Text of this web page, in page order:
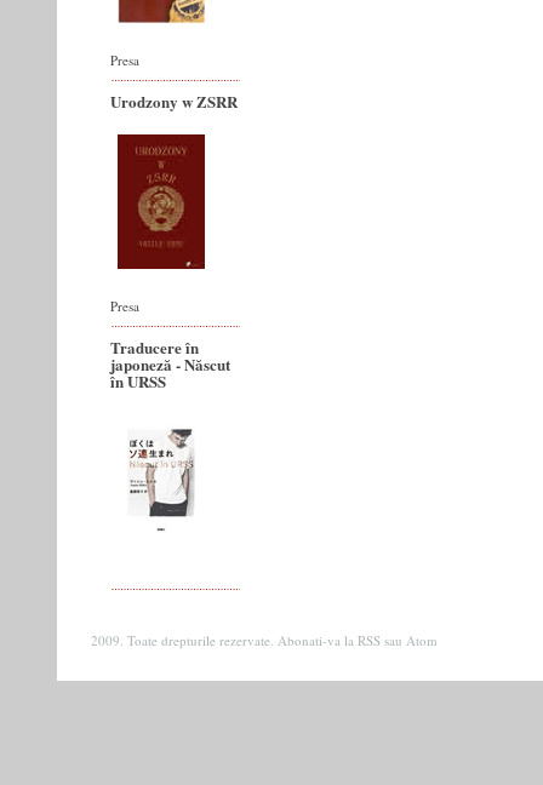
Presa
Urodzony w ZSRR
Presa
Traducere în
japoneză - Născut
în URSS
2009. Toate drepturile rezervate. Abonati-va la RSS sau Atom